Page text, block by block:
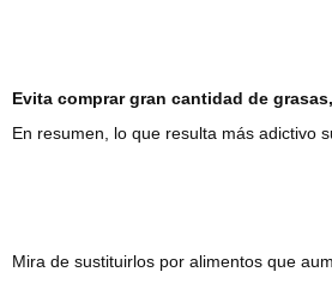
Evita comprar gran cantidad de
En resumen, lo que resulta más adictivo
Mira de sustituirlos por alimentos que